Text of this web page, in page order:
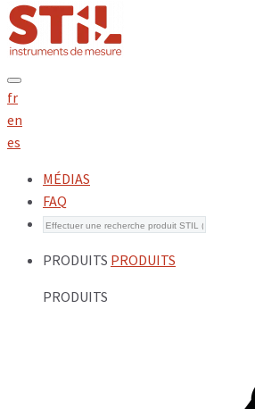
fr
en
es
MÉDIAS
FAQ
PRODUITS PRODUITS
PRODUITS